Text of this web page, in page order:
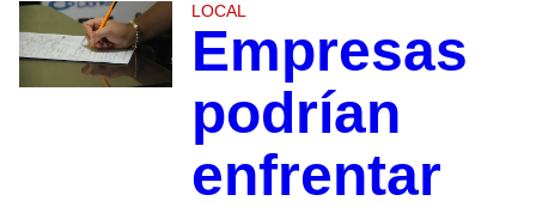
LOCAL
Empresas
podrían
enfrentar